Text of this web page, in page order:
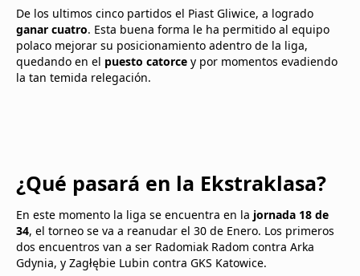
De los ultimos cinco partidos el Piast Gliwice, a logrado
ganar cuatro. Esta buena forma le ha permitido al equipo
polaco mejorar su posicionamiento adentro de la liga,
quedando en el puesto catorce y por momentos evadiendo
la tan temida relegación.
¿Qué pasará en la Ekstraklasa?
En este momento la liga se encuentra en la jornada 18 de
34, el torneo se va a reanudar el 30 de Enero. Los primeros
dos encuentros van a ser Radomiak Radom contra Arka
Gdynia, y Zagłębie Lubin contra GKS Katowice.